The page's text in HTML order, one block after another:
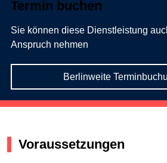
Termin buchen
Sie können diese Dienstleistung
Anspruch nehmen
Berlinweite
Voraussetzungen